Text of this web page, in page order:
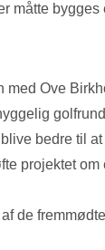
måtte bygges
med Ove
bedre til
projektet
de